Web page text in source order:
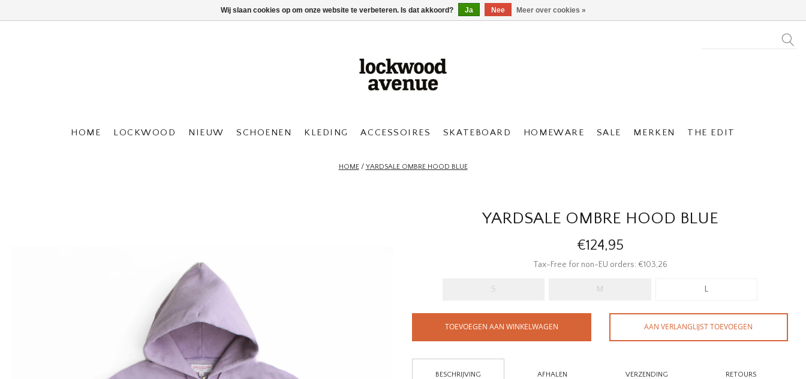
HOME LOCKWOOD NIEUW SCHOENEN KLEDING ACCESSOIRES SKATEBOARD HOMEWARE SALE MERKEN THE EDIT
HOME/ YARDSALE OMBRE HOOD BLUE
YARDSALE OMBRE HOOD BLUE
€124,95
Tax-Free for non-EU orders: €103,26
S M L
TOEVOEGEN AAN WINKELWAGEN AAN VERLANGLIJST TOEVOEGEN
BESCHRIJVING AFHALEN VERZENDING RETOURS
Wij slaan cookies op om onze website te verbeteren. Is dat akkoord? Ja Nee Meer over cookies »